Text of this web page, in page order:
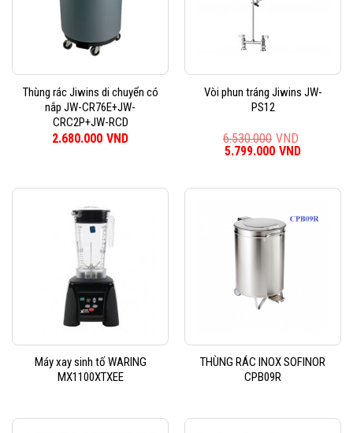
Thùng rác Jiwins di chuyển có
nắp JW-CR76E+JW-
CRC2P+JW-RCD
2.680.000 VND
Vòi phun tráng Jiwins JW-
PS12
6.530.000 VND
Giá
6.530.000VND.
5.799.000 VND
là:
Máy xay sinh tố WARING
MX1100XTXEE
THÙNG RÁC INOX SOFINOR
CPB09R